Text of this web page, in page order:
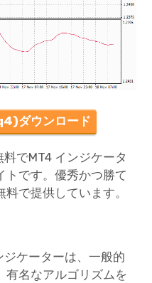
ダウンロード
でMT4 インジケータ
トです。優秀かつ勝て
で提供しています。
ケーターは、一般的
有名なアルゴリズムを